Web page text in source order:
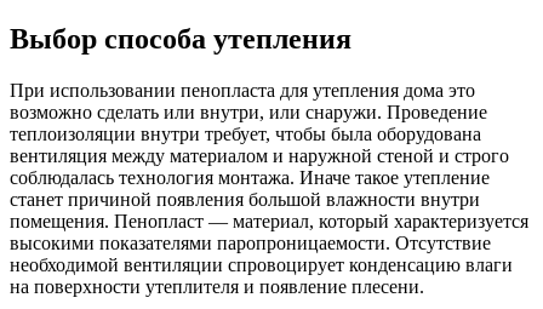
Выбор способа утепления
При использовании пенопласта для утепления дома это
возможно сделать или внутри, или снаружи. Проведение
теплоизоляции внутри требует, чтобы была оборудована
вентиляция между материалом и наружной стеной и строго
соблюдалась технология монтажа. Иначе такое утепление
станет причиной появления большой влажности внутри
помещения. Пенопласт — материал, который характеризуется
высокими показателями паропроницаемости. Отсутствие
необходимой вентиляции спровоцирует конденсацию влаги
на поверхности утеплителя и появление плесени.